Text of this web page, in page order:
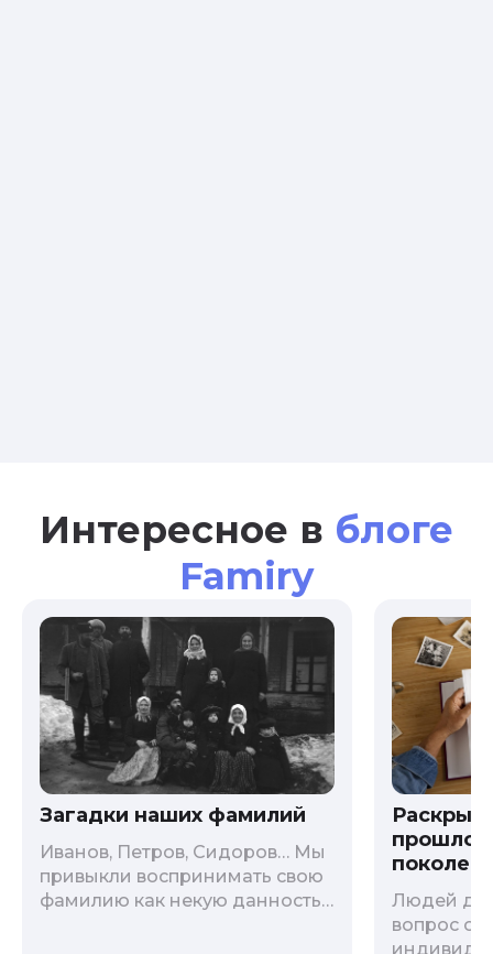
Интересное в блоге
Famiry
Загадки наших фамилий
Иванов, Петров, Сидоров… Мы
привыкли воспринимать свою
фамилию как некую данность,
Людей
вопрос о